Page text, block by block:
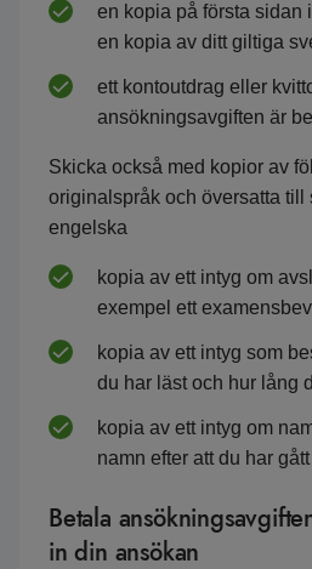
en kopia på första sidan
en kopia av ditt giltiga
ett kontoutdrag eller
ansökningsavgiften är
Skicka också med kopior av
originalspråk och översatta till
engelska
kopia av ett intyg om
exempel ett
kopia av ett intyg som
du har läst och hur lång
kopia av ett intyg om
namn efter att du har
Betala
in din ansökan